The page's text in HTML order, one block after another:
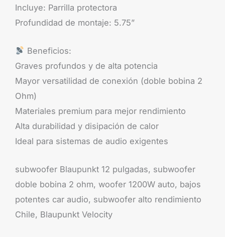
Incluye: Parrilla protectora
Profundidad de montaje: 5.75”
Beneficios:
Graves profundos y de alta potencia
Mayor versatilidad de conexión (doble bobina 2
Ohm)
Materiales premium para mejor rendimiento
Alta durabilidad y disipación de calor
Ideal para sistemas de audio exigentes
subwoofer Blaupunkt 12 pulgadas, subwoofer
doble bobina 2 ohm, woofer 1200W auto, bajos
potentes car audio, subwoofer alto rendimiento
Chile, Blaupunkt Velocity